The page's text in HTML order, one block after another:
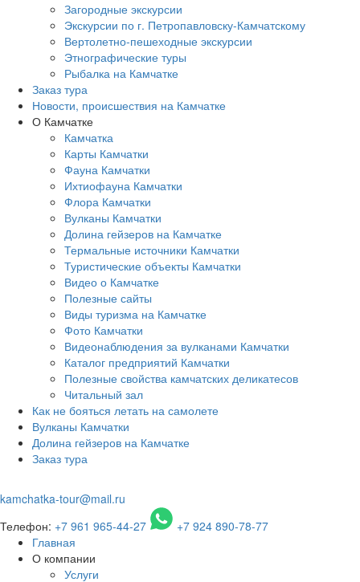
Загородные экскурсии
Экскурсии по г. Петропавловску-Камчатскому
Вертолетно-пешеходные экскурсии
Этнографические туры
Рыбалка на Камчатке
Заказ тура
Новости, происшествия на Камчатке
О Камчатке
Камчатка
Карты Камчатки
Фауна Камчатки
Ихтиофауна Камчатки
Флора Камчатки
Вулканы Камчатки
Долина гейзеров на Камчатке
Термальные источники Камчатки
Туристические объекты Камчатки
Видео о Камчатке
Полезные сайты
Виды туризма на Камчатке
Фото Камчатки
Видеонаблюдения за вулканами Камчатки
Каталог предприятий Камчатки
Полезные свойства камчатских деликатесов
Читальный зал
Как не бояться летать на самолете
Вулканы Камчатки
Долина гейзеров на Камчатке
Заказ тура
kamchatka-tour@mail.ru
Телефон: +7 961 965-44-27
+7 924 890-78-77
Главная
О компании
Услуги